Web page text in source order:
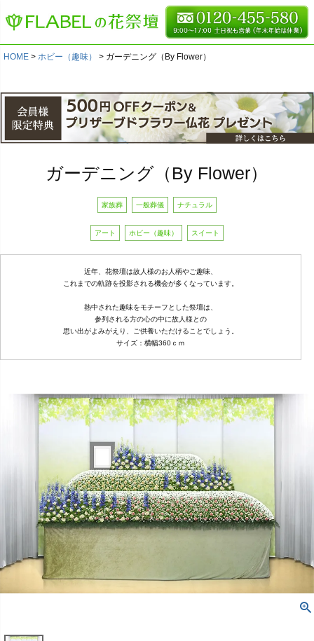
HOME ホビー（趣味） ガーデニング（By Flower）
ガーデニング（By Flower）
家族葬 一般葬儀 ナチュラル
アート ホビー（趣味） スイート
近年、花祭壇は故人様のお人柄やご趣味、
これまでの軌跡を投影される機会が多くなっています。
熱中された趣味をモチーフとした祭壇は、
参列される方の心の中に故人様との
思い出がよみがえり、ご供養いただけることでしょう。
サイズ：横幅360ｃｍ